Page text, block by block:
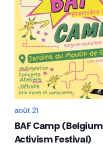
BAF Camp (Belgium
Activism Festival)
août 21